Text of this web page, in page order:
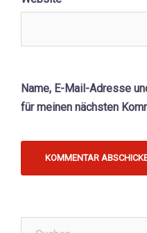
Name, E-Mail-Adresse
für meinen nächsten
Suchen